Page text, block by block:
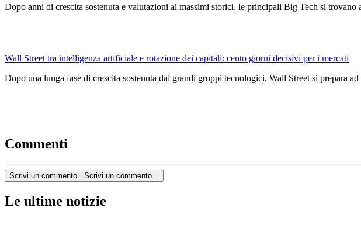
Dopo anni di crescita sostenuta e valutazioni ai massimi storici, le principali Big Tech si
Wall Street tra intelligenza artificiale e rotazione dei capitali: cento giorni decisivi per i mercati
Dopo una lunga fase di crescita sostenuta dai grandi gruppi tecnologici, Wall Street si prepara
Commenti
Scrivi un commento... Scrivi un commento...
Le ultime notizie